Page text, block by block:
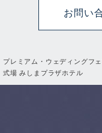
プレミアム・ウェディング
式場 みしまプラザホテル
お問い